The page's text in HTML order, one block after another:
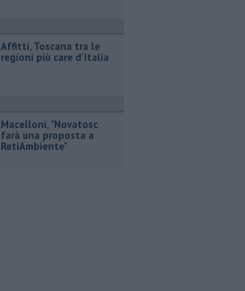
Affitti, Toscana tra le
regioni più care d'Italia
Macelloni, "Novatosc
farà una proposta a
RetiAmbiente"